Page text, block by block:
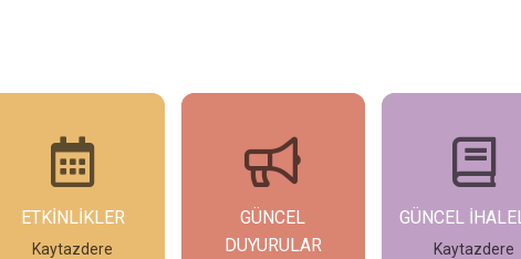
GÜNCEL
DUYURULAR
GÜNCEL İHALELER
Kaytazdere
GÜNCEL
Kaytazdere